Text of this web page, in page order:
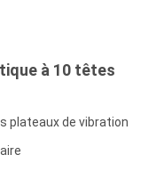
à 10 têtes
plateaux de vibration